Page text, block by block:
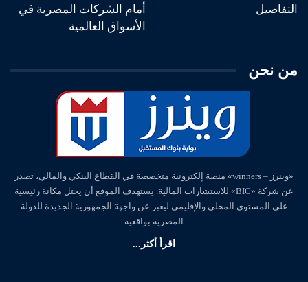
التفاصيل
أمام الشركات المصرية في
الأسواق العالمية
من نحن
«وينرز – winners» منصة إلكترونية متخصصة في القطاع البنكي والمالي، تصدر
عن شركة «BIC» للاستشارات المالية. يستهدف الموقع أن يحتل مكانة رئيسية
على المستوي المحلي والإقليمي ليعبر عن واجهة الجمهورية الجديدة للدولة
المصرية بواقعية
اقرأ أكثر...